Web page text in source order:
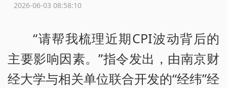
2026-06-03 08:58:10
“请帮我梳理近期CPI波动背后的
主要影响因素。”指令发出，由南京财
经大学与相关单位联合开发的“经纬”经